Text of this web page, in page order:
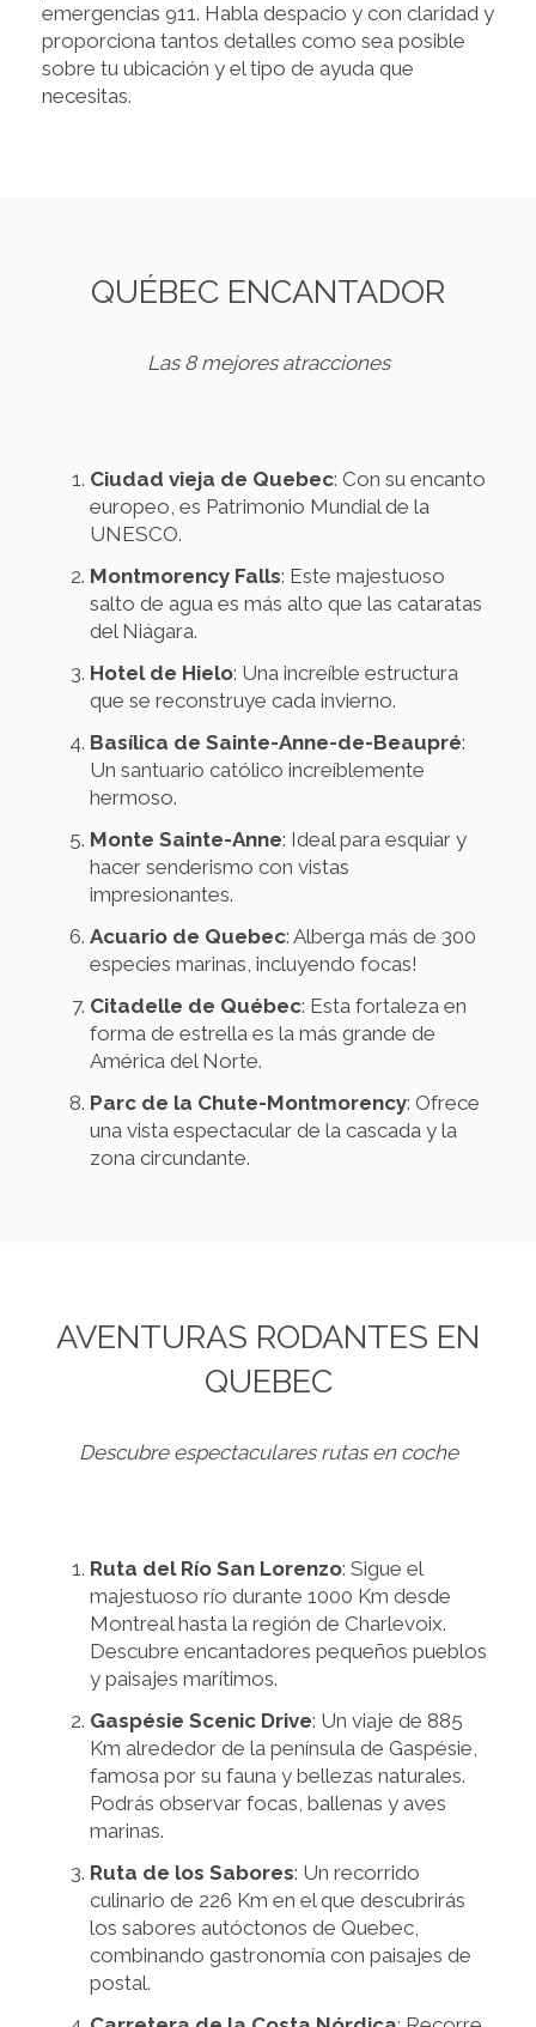
emergencias 911. Habla despacio y con claridad y
proporciona tantos detalles como sea posible
sobre tu ubicación y el tipo de ayuda que
necesitas.
QUÉBEC ENCANTADOR
Las 8 mejores atracciones
Ciudad vieja de Quebec: Con su encanto
europeo, es Patrimonio Mundial de la
UNESCO.
Montmorency Falls: Este majestuoso
salto de agua es más alto que las cataratas
del Niágara.
Hotel de Hielo: Una increíble estructura
que se reconstruye cada invierno.
Basílica de Sainte-Anne-de-Beaupré:
Un santuario católico increíblemente
hermoso.
Monte Sainte-Anne: Ideal para esquiar y
hacer senderismo con vistas
impresionantes.
Acuario de Quebec: Alberga más de 300
especies marinas, incluyendo focas!
Citadelle de Québec: Esta fortaleza en
forma de estrella es la más grande de
América del Norte.
Parc de la Chute-Montmorency: Ofrece
una vista espectacular de la cascada y la
zona circundante.
AVENTURAS RODANTES EN
QUEBEC
Descubre espectaculares rutas en coche
Ruta del Río San Lorenzo: Sigue el
majestuoso río durante 1000 Km desde
Montreal hasta la región de Charlevoix.
Descubre encantadores pequeños pueblos
y paisajes marítimos.
Gaspésie Scenic Drive: Un viaje de 885
Km alrededor de la península de Gaspésie,
famosa por su fauna y bellezas naturales.
Podrás observar focas, ballenas y aves
marinas.
Ruta de los Sabores: Un recorrido
culinario de 226 Km en el que descubrirás
los sabores autóctonos de Quebec,
combinando gastronomía con paisajes de
postal.